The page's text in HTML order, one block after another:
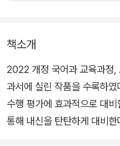
책소개
2022 개정 국어과 교육과정,
과서에 실린 작품을 수록하
수행 평가에 효과적으로 대
통해 내신을 탄탄하게 대비